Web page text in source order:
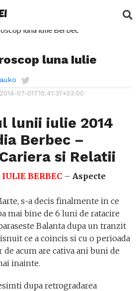
luna Iulie
2014-07-01T15:41:37+03:00
lunii iulie 2014
Berbec –
si Relatii
IULIE BERBEC – Aspecte
s-a decis finalmente in ce
mai bine de 6 luni de ratacire
Balanta dupa un tranzit
ce a coincis si cu o perioada
de acum are cativa ani buni de
inainte.
dupa retrogradarea